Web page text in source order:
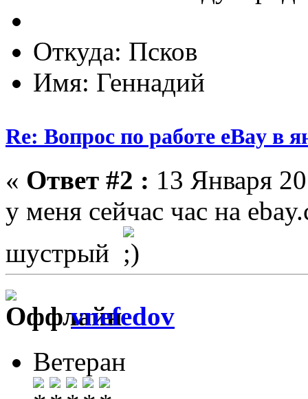
Откуда: Псков
Имя: Геннадий
Re: Вопрос по работе eBay в
« Ответ #2 : 13 Января
у меня сейчас час на
шустрый
vnefedov
Ветеран